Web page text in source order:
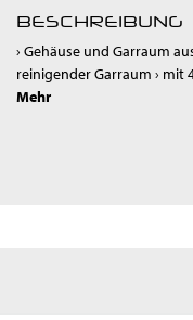
BESCHREIBUNG
› Gehäuse und Garraum
reinigender Garraum ›
Mehr